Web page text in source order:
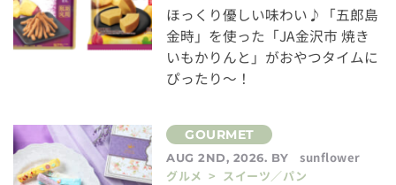
ほっくり優しい味わい♪「五郎島
金時」を使った「JA金沢市 焼き
いもかりんと」がおやつタイムに
ぴったり～！
AUG 2ND, 2026. BY
sunflower
グルメ > スイーツ／パン